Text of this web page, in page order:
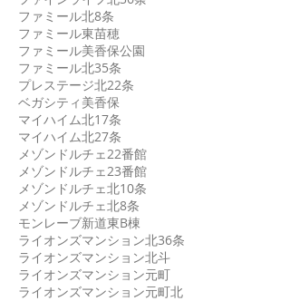
ファミール北8条
ファミール東苗穂
ファミール美香保公園
ファミール北35条
プレステージ北22条
ベガシティ美香保
マイハイム北17条
マイハイム北27条
メゾンドルチェ22番館
メゾンドルチェ23番館
メゾンドルチェ北10条
メゾンドルチェ北8条
モンレーブ新道東B棟
ライオンズマンション北36条
ライオンズマンション北斗
ライオンズマンション元町
ライオンズマンション元町北